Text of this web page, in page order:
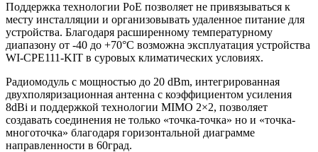
Поддержка технологии PoE позволяет не привязываться к
месту инсталляции и организовывать удаленное питание для
устройства. Благодаря расширенному температурному
диапазону от -40 до +70°C возможна эксплуатация устройства
WI-CPE111-KIT в суровых климатических условиях.
Радиомодуль с мощностью до 20 dBm, интегрированная
двухполяризационная антенна с коэффициентом усиления
8dBi и поддержкой технологии MIMO 2×2, позволяет
создавать соединения не только «точка-точка» но и «точка-
многоточка» благодаря горизонтальной диаграмме
направленности в 60град.